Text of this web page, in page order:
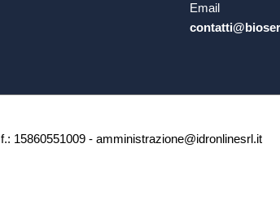
Email
15860551009 - amministrazione@idronlinesrl.it